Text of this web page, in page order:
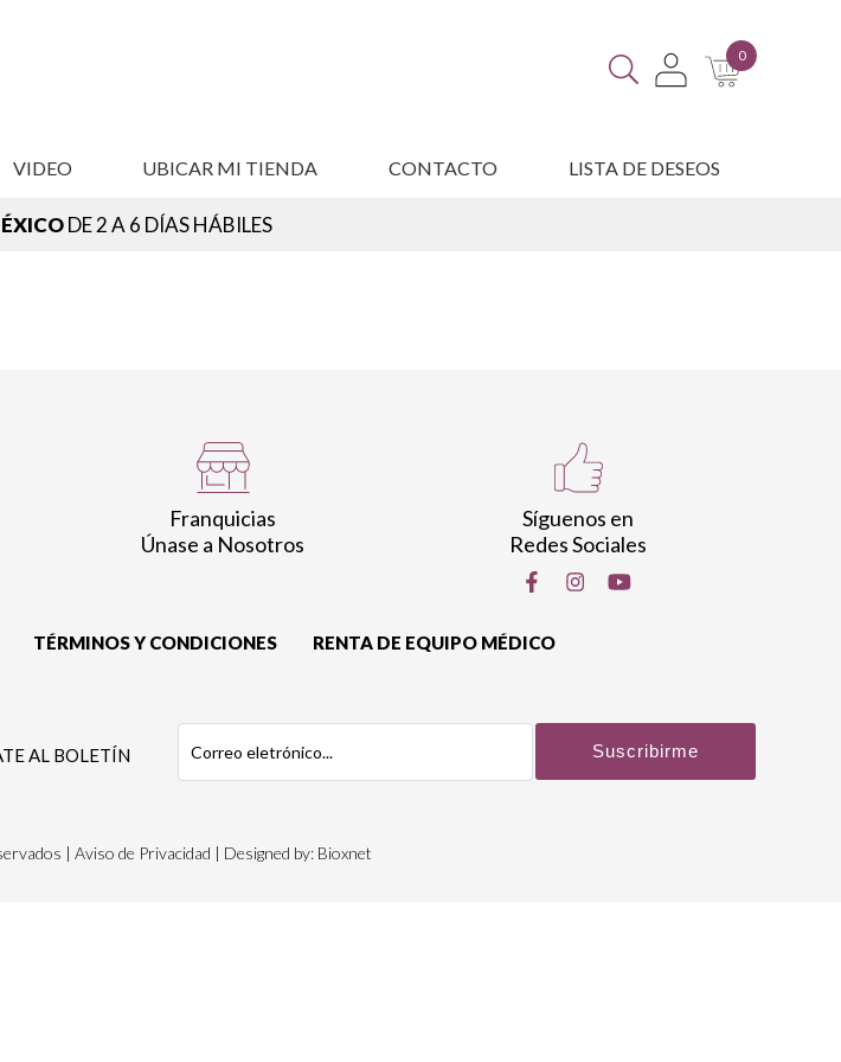
0
VIDEO UBICAR MI TIENDA CONTACTO LISTA DE DESEOS
DE 2 A 6 DÍAS HÁBILES
Franquicias
Únase a Nosotros
Síguenos en
Redes Sociales
TÉRMINOS Y CONDICIONES RENTA DE EQUIPO MÉDICO
AL BOLETÍN
| Aviso de Privacidad | Designed by: Bioxnet